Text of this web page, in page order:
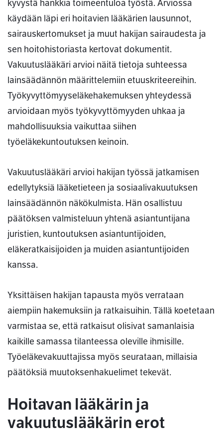
kyvystä hankkia toimeentuloa työstä. Arviossa
käydään läpi eri hoitavien lääkärien lausunnot,
sairauskertomukset ja muut hakijan sairaudesta ja
sen hoitohistoriasta kertovat dokumentit.
Vakuutuslääkäri arvioi näitä tietoja suhteessa
lainsäädännön määrittelemiin etuuskriteereihin.
Työkyvyttömyyseläkehakemuksen yhteydessä
arvioidaan myös työkyvyttömyyden uhkaa ja
mahdollisuuksia vaikuttaa siihen
työeläkekuntoutuksen keinoin.
Vakuutuslääkäri arvioi hakijan työssä jatkamisen
edellytyksiä lääketieteen ja sosiaalivakuutuksen
lainsäädännön näkökulmista. Hän osallistuu
päätöksen valmisteluun yhtenä asiantuntijana
juristien, kuntoutuksen asiantuntijoiden,
eläkeratkaisijoiden ja muiden asiantuntijoiden
kanssa.
Yksittäisen hakijan tapausta myös verrataan
aiempiin hakemuksiin ja ratkaisuihin. Tällä koetetaan
varmistaa se, että ratkaisut olisivat samanlaisia
kaikille samassa tilanteessa oleville ihmisille.
Työeläkevakuuttajissa myös seurataan, millaisia
päätöksiä muutoksenhakuelimet tekevät.
Hoitavan lääkärin ja
vakuutuslääkärin erot